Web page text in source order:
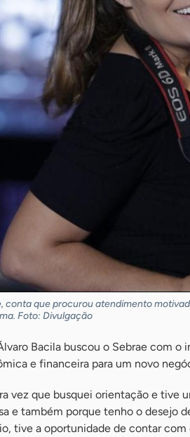
conta que procurou atendimento
Foto: Divulgação
Bacila buscou o Sebrae com o
e financeira para um novo
vez que busquei orientação e
e também porque tenho o desejo
tive a oportunidade de contar